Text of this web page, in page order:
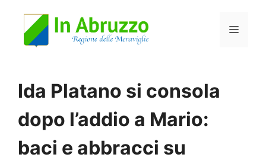
Menu
Ida Platano si consola
dopo l’addio a Mario:
baci e abbracci su